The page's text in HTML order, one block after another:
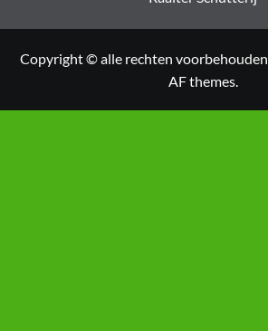
Copyright © alle rechten voorbehouden.
AF themes.